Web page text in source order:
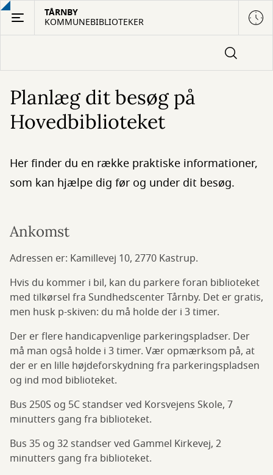
Gå
hovedindhold
TÅRNBY
KOMMUNEBIBLIOTEKER
Planlæg dit besøg på
Hovedbiblioteket
Her finder du en række praktiske informationer,
som kan hjælpe dig før og under dit besøg.
Ankomst
Adressen er: Kamillevej 10, 2770 Kastrup.
Hvis du kommer i bil, kan du parkere foran biblioteket
med tilkørsel fra Sundhedscenter Tårnby. Det er gratis,
men husk p-skiven: du må holde der i 3 timer.
Der er flere handicapvenlige parkeringspladser. Der
må man også holde i 3 timer. Vær opmærksom på, at
der er en lille højdeforskydning fra parkeringspladsen
og ind mod biblioteket.
Bus 250S og 5C standser ved Korsvejens Skole, 7
minutters gang fra biblioteket.
Bus 35 og 32 standser ved Gammel Kirkevej, 2
minutters gang fra biblioteket.